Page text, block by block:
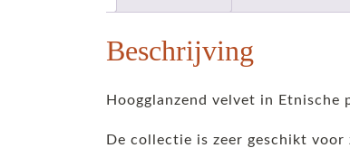
Beschrijving
Hoogglanzend velvet in Etnische
De collectie is zeer geschikt